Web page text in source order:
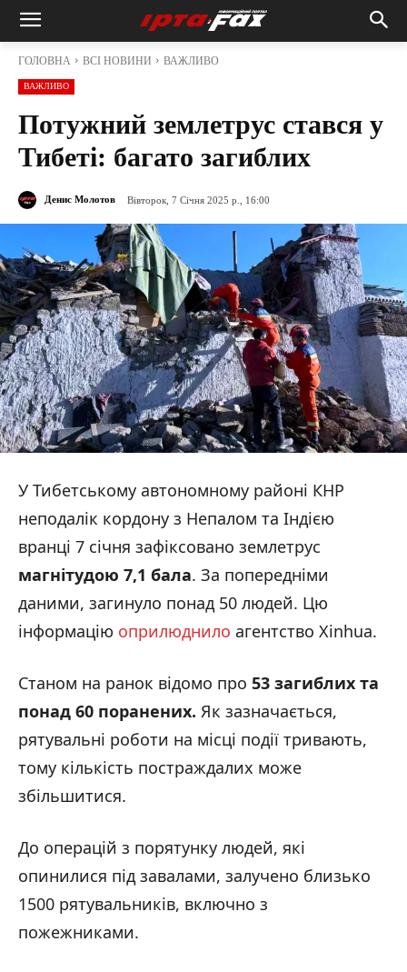
ГОЛОВНА ВСІ НОВИНИ ВАЖЛИВО
ВАЖЛИВО
Потужний землетрус стався у
Тибеті: багато загиблих
Денис Молотов Вівторок, 7 Січня 2025 р., 16:00
У Тибетському автономному районі КНР
неподалік кордону з Непалом та Індією
вранці 7 січня зафіксовано землетрус
магнітудою 7,1 бала. За попередніми
даними, загинуло понад 50 людей. Цю
інформацію оприлюднило агентство Xinhua.
Станом на ранок відомо про 53 загиблих та
понад 60 поранених. Як зазначається,
рятувальні роботи на місці події тривають,
тому кількість постраждалих може
збільшитися.
До операцій з порятунку людей, які
опинилися під завалами, залучено близько
1500 рятувальників, включно з
пожежниками.